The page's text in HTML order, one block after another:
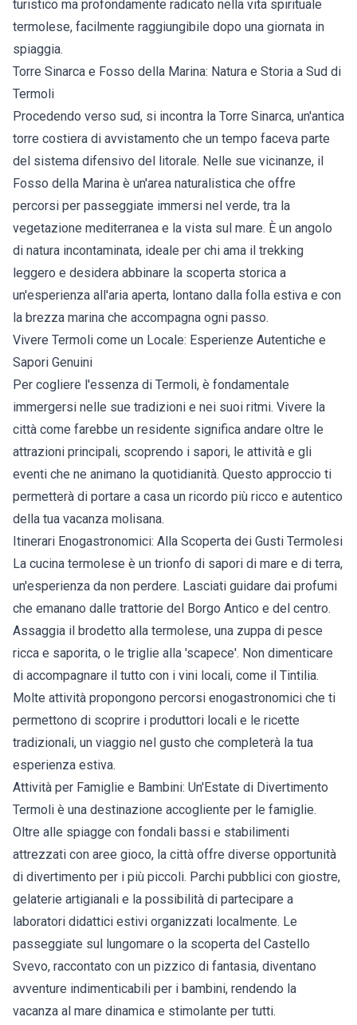
turistico ma profondamente radicato nella vita spirituale
termolese, facilmente raggiungibile dopo una giornata in
spiaggia.
Torre Sinarca e Fosso della Marina: Natura e Storia a Sud di
Termoli
Procedendo verso sud, si incontra la Torre Sinarca, un'antica
torre costiera di avvistamento che un tempo faceva parte
del sistema difensivo del litorale. Nelle sue vicinanze, il
Fosso della Marina è un'area naturalistica che offre
percorsi per passeggiate immersi nel verde, tra la
vegetazione mediterranea e la vista sul mare. È un angolo
di natura incontaminata, ideale per chi ama il trekking
leggero e desidera abbinare la scoperta storica a
un'esperienza all'aria aperta, lontano dalla folla estiva e con
la brezza marina che accompagna ogni passo.
Vivere Termoli come un Locale: Esperienze Autentiche e
Sapori Genuini
Per cogliere l'essenza di Termoli, è fondamentale
immergersi nelle sue tradizioni e nei suoi ritmi. Vivere la
città come farebbe un residente significa andare oltre le
attrazioni principali, scoprendo i sapori, le attività e gli
eventi che ne animano la quotidianità. Questo approccio ti
permetterà di portare a casa un ricordo più ricco e autentico
della tua vacanza molisana.
Itinerari Enogastronomici: Alla Scoperta dei Gusti Termolesi
La cucina termolese è un trionfo di sapori di mare e di terra,
un'esperienza da non perdere. Lasciati guidare dai profumi
che emanano dalle trattorie del Borgo Antico e del centro.
Assaggia il brodetto alla termolese, una zuppa di pesce
ricca e saporita, o le triglie alla 'scapece'. Non dimenticare
di accompagnare il tutto con i vini locali, come il Tintilia.
Molte attività propongono percorsi enogastronomici che ti
permettono di scoprire i produttori locali e le ricette
tradizionali, un viaggio nel gusto che completerà la tua
esperienza estiva.
Attività per Famiglie e Bambini: Un'Estate di Divertimento
Termoli è una destinazione accogliente per le famiglie.
Oltre alle spiagge con fondali bassi e stabilimenti
attrezzati con aree gioco, la città offre diverse opportunità
di divertimento per i più piccoli. Parchi pubblici con giostre,
gelaterie artigianali e la possibilità di partecipare a
laboratori didattici estivi organizzati localmente. Le
passeggiate sul lungomare o la scoperta del Castello
Svevo, raccontato con un pizzico di fantasia, diventano
avventure indimenticabili per i bambini, rendendo la
vacanza al mare dinamica e stimolante per tutti.